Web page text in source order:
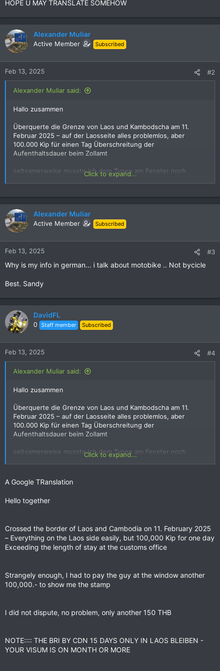
HOPE U MAY TRANSLATE SOMEHOW
Alexander Muliar
Active Member Subscribed
Feb 13, 2025 #2
Alexander Muliar said:
Hallo zusammen
Überquerte die Grenze von Laos und Kambodscha am 11.
Februar 2025 – auf der Laosseite alles problemlos, aber
100.000 Kip für einen Tag Überschreitung der
Aufenthaltsdauer beim Zollamt
seltsamerweise musste ich dem Typen am Fenster noch
einmal 100.000.- bezahlen, damit er mir den Stempel ausstellte
Ich habe nicht gestritten, kein Problem, nur weitere 150 THB
HINWEIS:::: DAS FAHRRAD KANN NUR 15 TAGE IN LAOS
BLEIBEN - SELBST AUF IHREM VISUM IST EIN MONAT ODER
MEHR ANGEGEBEN
BIKE ::: 15 TAGE...!!!! NEU SEIT SEPTEMBER 2024, WIE ICH
Auf dem Camboborder, Dong Kralor, Stung Treng, alles einfach
und kostenlos. Da ich meine Fahrraddokumente im Voraus
ausgefüllt hatte
wo, wann seid ihr reingekommen, wo habt ihr gebaut, Fotos
Passdetails, Adresse in Kambodscha... und und und
Ich dachte:: puuhh , heilig seit
ABER ::: als ich beim Zollbeamten ankam, Box Nr. 4 im großen
Gebäude, wusste der alles. !!!! Ich war beeindruckt, noch
Es hat 10 Minuten gedauert, dann den Stempel auf der
vielen Dank.
Sandi
HOPE U MAY TRANSLATE SOMEHOW
Click to expand...
Alexander Muliar
Active Member Subscribed
Feb 13, 2025 #3
Why is my info in german... i talk about motobike .. Not bycicle
Best. Sandy
DavidFL
0 Staff member Subscribed
Feb 13, 2025 #4
Alexander Muliar said:
Hallo zusammen
Überquerte die Grenze von Laos und Kambodscha am 11.
Februar 2025 – auf der Laosseite alles problemlos, aber
100.000 Kip für einen Tag Überschreitung der
Aufenthaltsdauer beim Zollamt
seltsamerweise musste ich dem Typen am Fenster noch
einmal 100.000.- bezahlen, damit er mir den Stempel ausstellte
Ich habe nicht gestritten, kein Problem, nur weitere 150 THB
BLEIBEN - SELBST AUF IHREM VISUM IST EIN MONAT ODER
BIKE ::: 15 TAGE...!!!! NEU SEIT SEPTEMBER 2024, WIE ICH
ERFAHREN HABE
ausgefüllt hatte
Füllt ALLES aus, msny Links, Bikechassis Nr., Konstruktions Nr.,
wo, wann seid ihr reingekommen, wo habt ihr gebaut, Fotos
Click to expand...
A Google TRanslation
Hello together
Crossed the border of Laos and Cambodia on 11. February 2025
– Everything on the Laos side easily, but 100,000 Kip for one day
Exceeding the length of stay at the customs office
Strangely enough, I had to pay the guy at the window another
100,000.- to show me the stamp
I did not dispute, no problem, only another 150 THB
NOTE:::: THE BRI BY CDN 15 DAYS ONLY IN LAOS BLEIBEN -
YOUR VISUM IS ON MONTH OR MORE